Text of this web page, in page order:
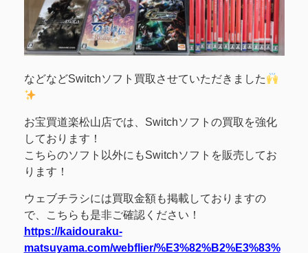
などなどSwitchソフト買取させていただきました
お宝買道楽松山店では、Switchソフトの買取を強化
しております！
こちらのソフト以外にもSwitchソフトを販売してお
ります！
ウェブチラシには買取金額も掲載しておりますの
で、こちらも是非ご確認ください！
https://kaidouraku-
matsuyama.com/webflier/%E3%82%B2%E3%83%